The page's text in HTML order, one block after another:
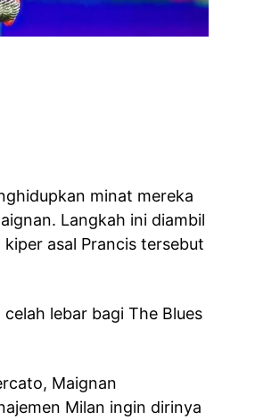
minat mereka
Langkah ini diambil
asal Prancis tersebut
lebar bagi The Blues
Maignan
Milan ingin dirinya